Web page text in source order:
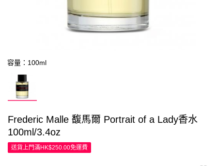
容量：100ml
Frederic Malle 馥馬爾 Portrait of a Lady香水
100ml/3.4oz
送貨上門滿HK$250.00免運費